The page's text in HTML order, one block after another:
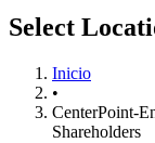
Select
Inicio
•
CenterPoint-
Shareholders